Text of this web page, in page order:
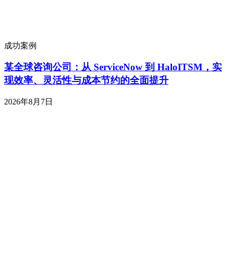
成功案例
某全球咨询公司：从 ServiceNow 到 HaloITSM，实
现效率、灵活性与成本节约的全面提升
2026年8月7日